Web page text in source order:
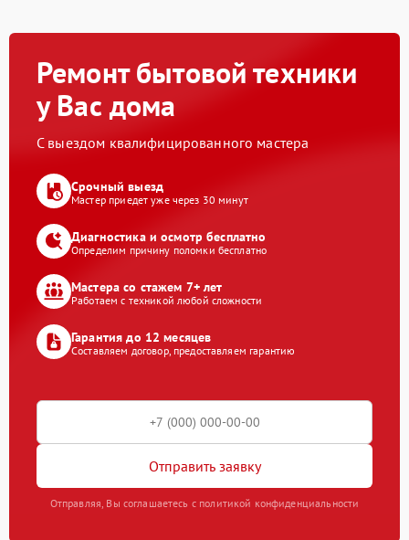
Ремонт бытовой техники
у Вас дома
С выездом квалифицированного мастера
Срочный выезд
Мастер приедет уже через 30 минут
Диагностика и осмотр бесплатно
Определим причину поломки бесплатно
Мастера со стажем 7+ лет
Работаем с техникой любой сложности
Гарантия до 12 месяцев
Составляем договор, предоставляем гарантию
Отправить заявку
Отправляя, Вы соглашаетесь с политикой конфиденциальности